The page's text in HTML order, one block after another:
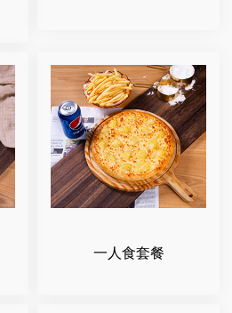
一人食套餐